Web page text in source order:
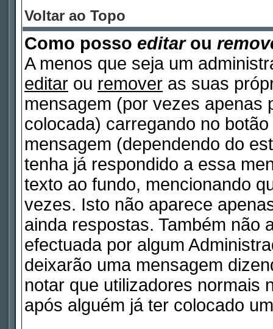
Voltar ao Topo
Como posso editarou
A menos que seja um
editar ou remover as suas
mensagem (por vezes apenas
colocada) carregando no botão
mensagem (dependendo do
tenha já respondido a essa
texto ao fundo, mencionando
vezes. Isto não aparece
ainda respostas. Também não
efectuada por algum
deixarão uma mensagem
notar que utilizadores normais
após alguém já ter colocado